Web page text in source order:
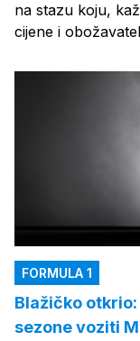
na stazu koju,
cijene i
FORMULA 1
Blažičko
sezone voziti